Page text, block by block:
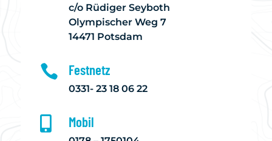
c/o Rüdiger Seyboth
Olympischer Weg 7
14471 Potsdam
 Festnetz
0331- 23 18 06 22
 Mobil